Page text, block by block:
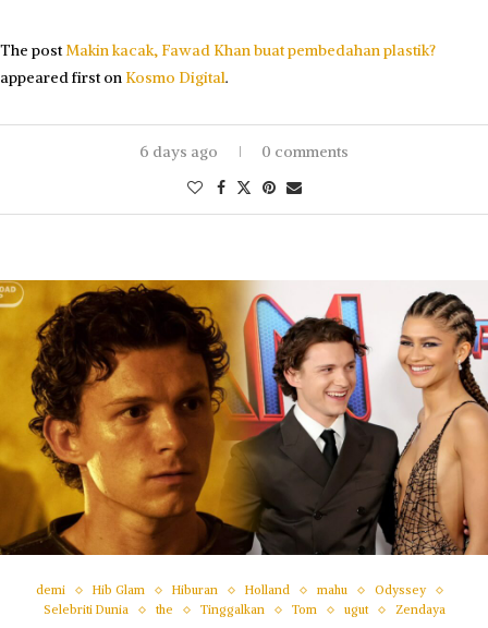
The postMakin kacak, Fawad Khan buat pembedahan plastik?
appeared first on Kosmo Digital.
6 days ago 0 comments
demi Hib Glam Hiburan Holland mahu
Odyssey
Selebriti Dunia
the Tinggalkan Tom ugut Zendaya